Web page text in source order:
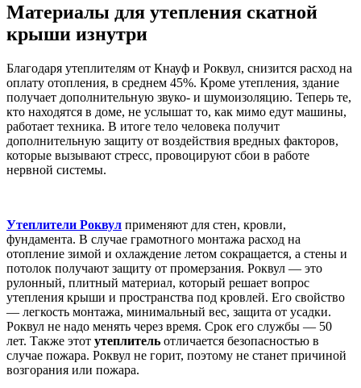
Материалы для утепления скатной
крыши изнутри
Благодаря утеплителям от Кнауф и Роквул, снизится расход на
оплату отопления, в среднем 45%. Кроме утепления, здание
получает дополнительную звуко- и шумоизоляцию. Теперь те,
кто находятся в доме, не услышат то, как мимо едут машины,
работает техника. В итоге тело человека получит
дополнительную защиту от воздействия вредных факторов,
которые вызывают стресс, провоцируют сбои в работе
нервной системы.
Утеплители Роквул применяют для стен, кровли,
фундамента. В случае грамотного монтажа расход на
отопление зимой и охлаждение летом сокращается, а стены и
потолок получают защиту от промерзания. Роквул — это
рулонный, плитный материал, который решает вопрос
утепления крыши и пространства под кровлей. Его свойство
— легкость монтажа, минимальный вес, защита от усадки.
Роквул не надо менять через время. Срок его службы — 50
лет. Также этот утеплитель отличается безопасностью в
случае пожара. Роквул не горит, поэтому не станет причиной
возгорания или пожара.